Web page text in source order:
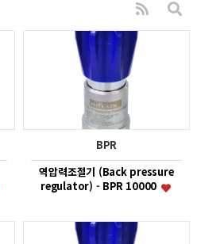
BPR
역압력조절기 (Back pressure
regulator) - BPR 10000